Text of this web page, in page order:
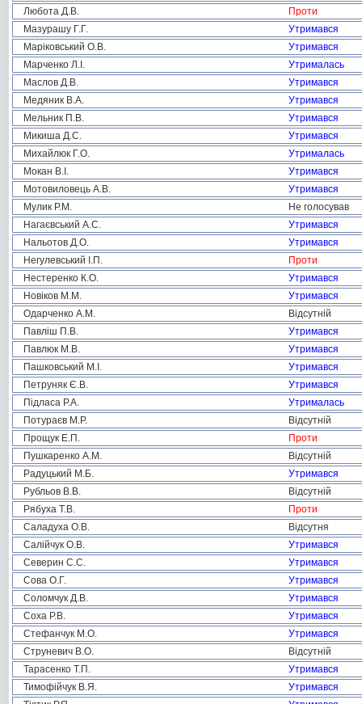
Любота Д.В.
Проти
Мазурашу Г.Г.
Утримався
Маріковський О.В.
Утримався
Марченко Л.І.
Утрималась
Маслов Д.В.
Утримався
Медяник В.А.
Утримався
Мельник П.В.
Утримався
Микиша Д.С.
Утримався
Михайлюк Г.О.
Утрималась
Мокан В.І.
Утримався
Мотовиловець А.В.
Утримався
Мулик Р.М.
Не голосував
Нагаєвський А.С.
Утримався
Нальотов Д.О.
Утримався
Негулевський І.П.
Проти
Нестеренко К.О.
Утримався
Новіков М.М.
Утримався
Одарченко А.М.
Відсутній
Павліш П.В.
Утримався
Павлюк М.В.
Утримався
Пашковський М.І.
Утримався
Петруняк Є.В.
Утримався
Підласа Р.А.
Утрималась
Потураєв М.Р.
Відсутній
Прощук Е.П.
Проти
Пушкаренко А.М.
Відсутній
Радуцький М.Б.
Утримався
Рубльов В.В.
Відсутній
Рябуха Т.В.
Проти
Саладуха О.В.
Відсутня
Салійчук О.В.
Утримався
Северин С.С.
Утримався
Сова О.Г.
Утримався
Соломчук Д.В.
Утримався
Соха Р.В.
Утримався
Стефанчук М.О.
Утримався
Струневич В.О.
Відсутній
Тарасенко Т.П.
Утримався
Тимофійчук В.Я.
Утримався